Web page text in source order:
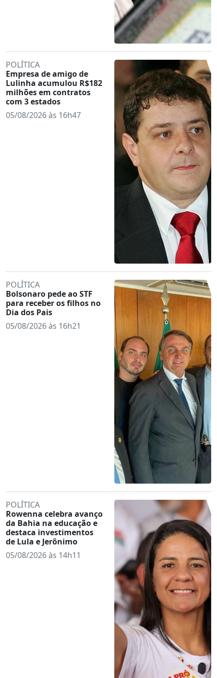
POLÍTICA
Empresa de amigo de
Lulinha acumulou R$182
milhões em contratos
com 3 estados
05/08/2026 às 16h47
POLÍTICA
Bolsonaro pede ao STF
para receber os filhos no
Dia dos Pais
05/08/2026 às 16h21
POLÍTICA
Rowenna celebra avanço
da Bahia na educação e
destaca investimentos
de Lula e Jerônimo
05/08/2026 às 14h11